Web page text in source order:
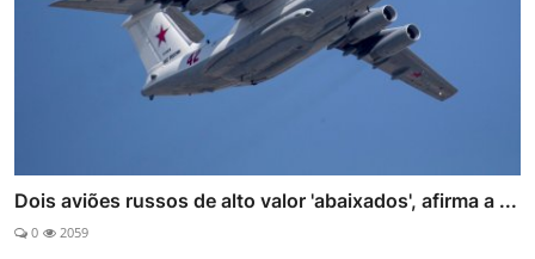
Dois aviões russos de alto valor 'abaixados', afirma a ...
0 2059